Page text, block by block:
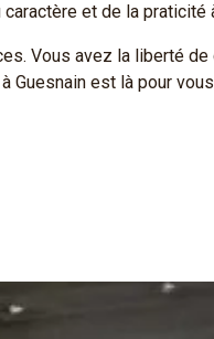
et de la praticité
Vous avez la liberté
est là pour